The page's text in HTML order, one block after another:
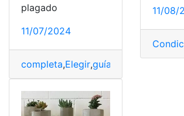
plagado
11/07/2024
completa,Elegir,guía
11/08/